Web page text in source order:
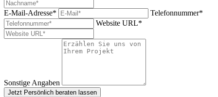
E-Mail-Adresse*
Telefonnummer*
Website URL*
Sonstige Angaben
Jetzt Persönlich beraten lassen